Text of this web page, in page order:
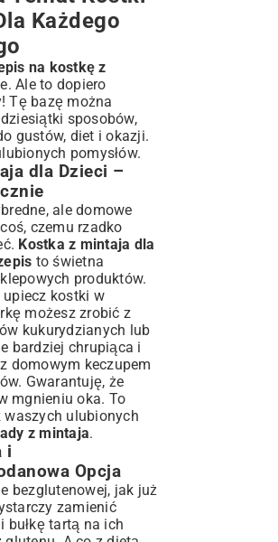
Każdego
na kostkę z
Ale to dopiero
Tę bazę można
sposobów,
gustów, diet i okazji.
pomysłów.
dla Dzieci –
ale domowe
czemu rzadko
Kostka z mintaja dla
to świetna
produktów.
kostki w
możesz zrobić z
kukurydzianych lub
bardziej chrupiąca i
domowym keczupem
Gwarantuję, że
mgnieniu oka. To
waszych ulubionych
z mintaja.
i
Opcja
bezglutenowej, jak już
zamienić
bułkę tartą na ich